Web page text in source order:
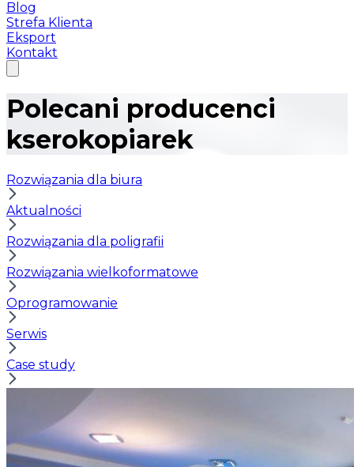
Blog
Strefa Klienta
Eksport
Kontakt
Polecani producenci
kserokopiarek
Rozwiązania dla biura
Aktualności
Rozwiązania dla poligrafii
Rozwiązania wielkoformatowe
Oprogramowanie
Serwis
Case study